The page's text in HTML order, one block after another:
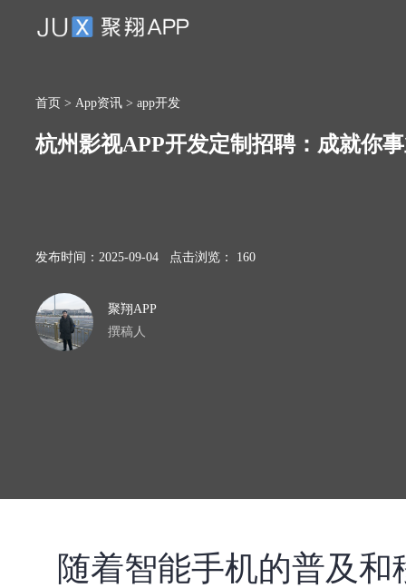
首页 >App资讯 >app开发
杭州影视APP开发定制招聘：成就你
发布时间：2025-09-04 点击浏览： 160
聚翔APP
撰稿人
随着智能手机的普及